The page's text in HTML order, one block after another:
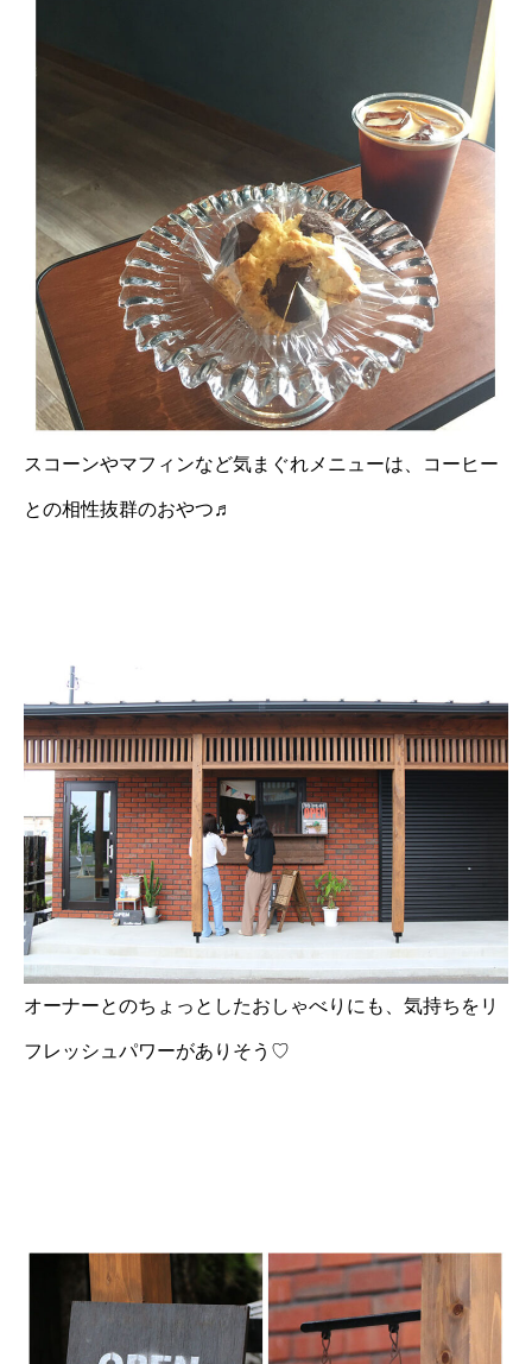
スコーンやマフィンなど気まぐれメニューは、コーヒー
との相性抜群のおやつ♬
オーナーとのちょっとしたおしゃべりにも、気持ちをリ
フレッシュパワーがありそう♡